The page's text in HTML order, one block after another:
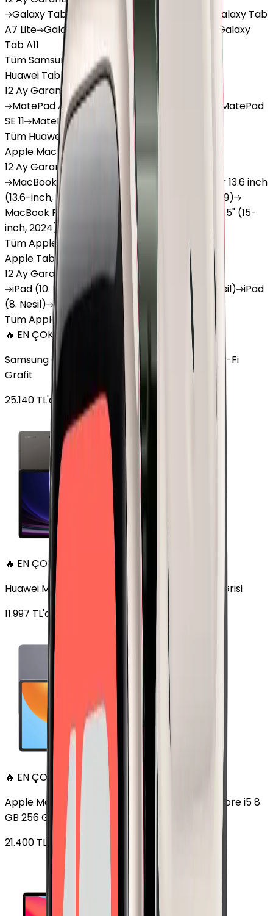
Galaxy Tab S9 Plus Galaxy Tab
A7 Lite Galaxy Tab A9 Plus
Galaxy
Tab A11
Tüm Samsung Tablet'ler
Huawei Tablet
12 Ay Garanti
6 Taksit
MatePadAir MatePad 11.5 MatePad
MatePad
SE 11
MatePad
Tüm Huawei Tablet'ler
Apple Macbook
12 Ay Garanti
MacBookAir 13" (13-inch, 2020)
Air 13.6 inch
(13.6-inch, 2022)
MacBook Air 13" (13-inch, 2019)
MacBook Pro 16" (16-inch, 2019)
Air 15" (15-
inch, 2024)
Air 13"
Tüm Apple Macbook'lar
Apple Tablet
12 Ay Garanti
6 Taksit
iPad (10. Nesil) iPad Air (6. Nesil) iPad (9. Nesil) iPad
(8. Nesil)
iPadAir (5. Nesil)
Air (2. Nesil)
Tüm Apple Tablet'ler
🔥 EN ÇOK SATAN
Samsung Galaxy Tab S9 Plus 256 GB 12.4 inç Wi-Fi
Grafit
25.140 TL'den başlayan fiyatlar
🔥 EN ÇOK SATAN
Huawei MatePad 11.5 128 GB 11.5 inç Wi-Fi Uzay Grisi
11.997 TL'den başlayan fiyatlar
🔥 EN ÇOK SATAN
Apple MacBook Air 13" (13-inch, 2020) 1.1 GHz Core i5 8
GB 256 GB Altın
21.400 TL'den